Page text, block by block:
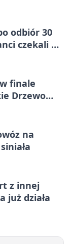
odbiór 30
czekali w
finale
Drzewo
na
z innej
już działa